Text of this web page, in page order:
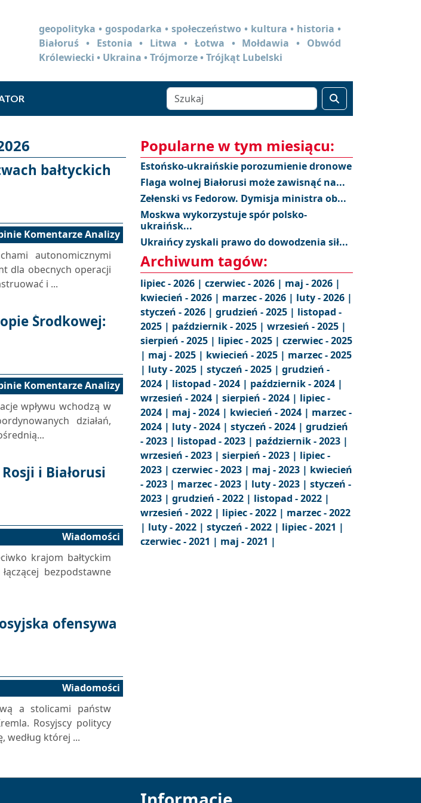
geopolityka • gospodarka • społeczeństwo • kultura • historia •
Białoruś • Estonia • Litwa • Łotwa • Mołdawia • Obwód
Królewiecki • Ukraina • Trójmorze • Trójkąt Lubelski
bałtyckich
Komentarze Analizy
autonomicznymi
dla obecnych operacji
i ...
Środkowej:
Komentarze Analizy
wpływu wchodzą w
działań,
i Białorusi
Wiadomości
krajom bałtyckim
bezpodstawne
ofensywa
Wiadomości
a stolicami państw
Rosyjscy politycy
według której ...
Popularne w tym miesiącu:
Estońsko-ukraińskie porozumienie dronowe
Flaga wolnej Białorusi może zawisnąć na...
Zełenski vs Fedorow. Dymisja ministra ob...
Moskwa wykorzystuje spór polsko-
ukraińsk...
Ukraińcy zyskali prawo do dowodzenia sił...
Archiwum tagów:
lipiec - 2026 | czerwiec - 2026 | maj - 2026 |
kwiecień - 2026 | marzec - 2026 | luty - 2026 |
styczeń - 2026 | grudzień - 2025 | listopad -
2025 | październik - 2025 | wrzesień - 2025 |
sierpień - 2025 | lipiec - 2025 | czerwiec - 2025
| maj - 2025 | kwiecień - 2025 | marzec - 2025
| luty - 2025 | styczeń - 2025 | grudzień -
2024 | listopad - 2024 | październik - 2024 |
wrzesień - 2024 | sierpień - 2024 | lipiec -
2024 | maj - 2024 | kwiecień - 2024 | marzec -
2024 | luty - 2024 | styczeń - 2024 | grudzień
- 2023 | listopad - 2023 | październik - 2023 |
wrzesień - 2023 | sierpień - 2023 | lipiec -
2023 | czerwiec - 2023 | maj - 2023 | kwiecień
- 2023 | marzec - 2023 | luty - 2023 | styczeń -
2023 | grudzień - 2022 | listopad - 2022 |
wrzesień - 2022 | lipiec - 2022 | marzec - 2022
| luty - 2022 | styczeń - 2022 | lipiec - 2021 |
czerwiec - 2021 | maj - 2021 |